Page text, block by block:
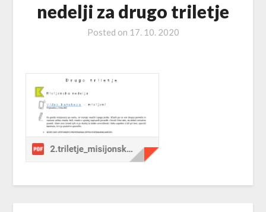
nedelji za drugo triletje
Posted on 17. 10. 2020